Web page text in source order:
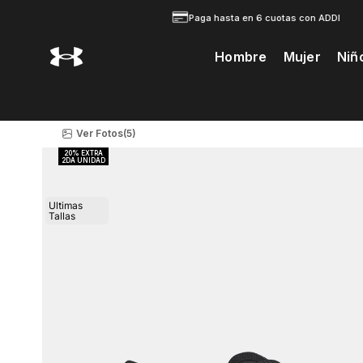
Paga hasta en 6 cuotas con ADDI
Hombre Mujer
Ultimas
Tallas
Ver Fotos(5)